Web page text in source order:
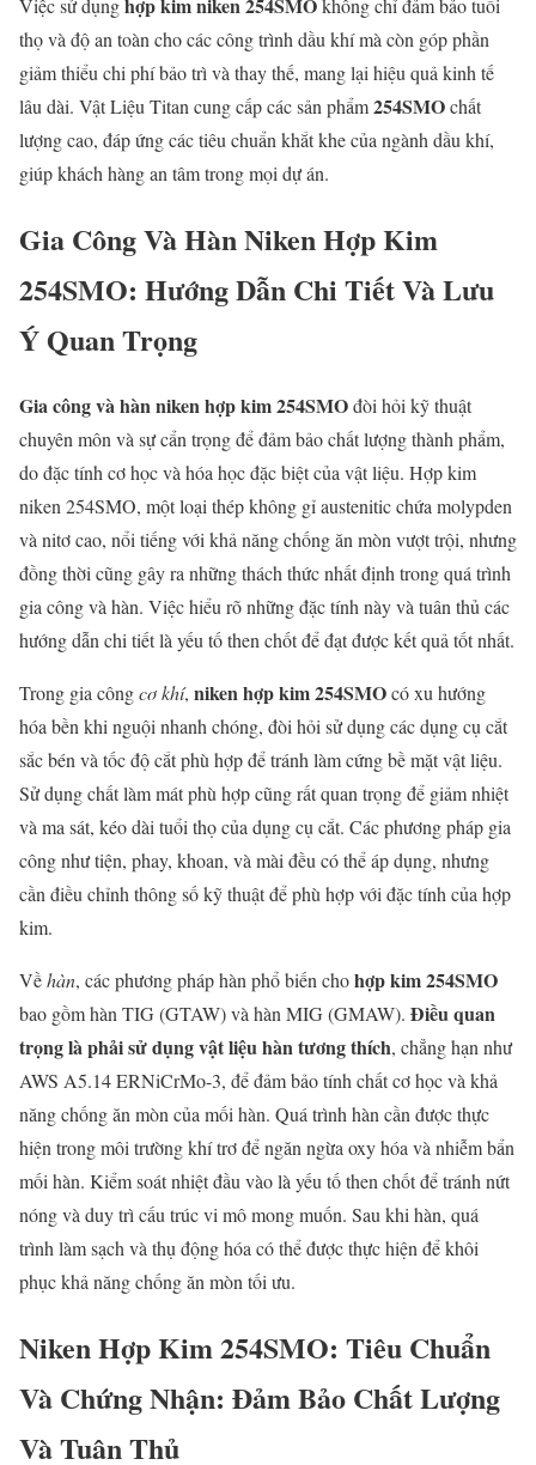
Việc sử dụng
không chỉ đảm bảo tuổi
thọ và độ an toàn cho các công trình dầu khí mà còn góp phần
giảm thiểu chi phí bảo trì và thay thế, mang lại hiệu quả kinh tế
lâu dài. Vật Liệu Titan cung cấp các sản phẩm254SMOchất
lượng cao, đáp ứng các tiêu chuẩn khắt khe của ngành dầu khí,
giúp khách hàng an tâm trong mọi dự án.
Gia Công Và Hàn Niken Hợp Kim
254SMO: Hướng Dẫn Chi Tiết Và Lưu
Ý Quan Trọng
Gia công và hàn niken hợp kim 254SMOđòi hỏi kỹ thuật
chuyên môn và sự cẩn trọng để đảm bảo chất lượng thành phẩm,
do đặc tính cơ học và hóa học đặc biệt của vật liệu. Hợp kim
niken 254SMO, một loại thép không gỉ austenitic chứa molypden
và nitơ cao, nổi tiếng với khả năng chống ăn mòn vượt trội, nhưng
đồng thời cũng gây ra những thách thức nhất định trong quá trình
gia công và hàn. Việc hiểu rõ những đặc tính này và tuân thủ các
hướng dẫn chi tiết là yếu tố then chốt để đạt được kết quả tốt nhất.
Trong gia côngcơ khí, niken hợp kim 254SMOcó xu hướng
hóa bền khi nguội nhanh chóng, đòi hỏi sử dụng các dụng cụ cắt
sắc bén và tốc độ cắt phù hợp để tránh làm cứng bề mặt vật liệu.
Sử dụng chất làm mát phù hợp cũng rất quan trọng để giảm nhiệt
và ma sát, kéo dài tuổi thọ của dụng cụ cắt. Các phương pháp gia
công như tiện, phay, khoan, và mài đều có thể áp dụng, nhưng
cần điều chỉnh thông số kỹ thuật để phù hợp với đặc tính của hợp
kim.
Vềhàn, các phương pháp hàn phổ biến chohợp kim 254SMO
bao gồm hàn TIG (GTAW) và hàn MIG (GMAW). Điều quan
trọng là phải sử dụng vật liệu hàn tương thích, chẳng hạn như
AWS A5.14 ERNiCrMo-3, để đảm bảo tính chất cơ học và khả
năng chống ăn mòn của mối hàn. Quá trình hàn cần được thực
hiện trong môi trường khí trơ để ngăn ngừa oxy hóa và nhiễm bẩn
mối hàn. Kiểm soát nhiệt đầu vào là yếu tố then chốt để tránh nứt
nóng và duy trì cấu trúc vi mô mong muốn. Sau khi hàn, quá
trình làm sạch và thụ động hóa có thể được thực hiện để khôi
phục khả năng chống ăn mòn tối ưu.
Niken Hợp Kim 254SMO: Tiêu Chuẩn
Và Chứng Nhận: Đảm Bảo Chất Lượng
Và Tuân Thủ